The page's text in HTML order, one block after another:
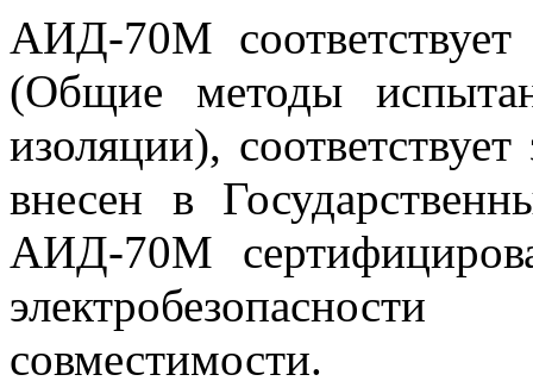
АИД-70М
(Общие методы
изоляции),
внесен в
АИД-70М
совместимости.